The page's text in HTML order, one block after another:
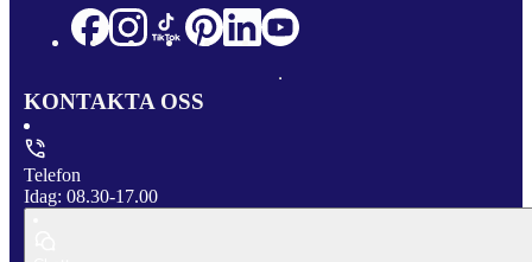
KONTAKTA OSS
Telefon
Idag: 08.30-17.00